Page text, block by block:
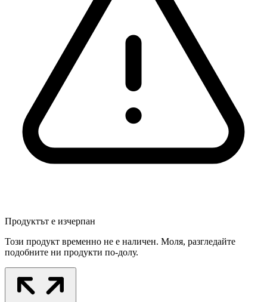
Продуктът е изчерпан
Този продукт временно не е наличен. Моля, разгледайте
подобните ни продукти по-долу.